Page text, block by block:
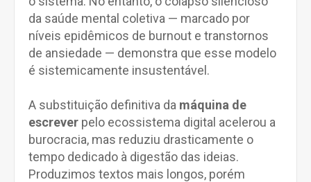
da saúde mental coletiva — marcado por
níveis epidêmicos de burnout e transtornos
de ansiedade — demonstra que esse modelo
é sistemicamente insustentável.
A substituição definitiva da máquina de
escrever pelo ecossistema digital acelerou a
burocracia, mas reduziu drasticamente o
tempo dedicado à digestão das ideias.
Produzimos textos mais longos, porém